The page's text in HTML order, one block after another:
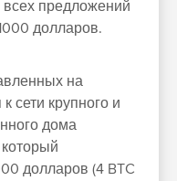
всех предложений
долларов.
на
сети крупного и
дома
долларов (4 BTC